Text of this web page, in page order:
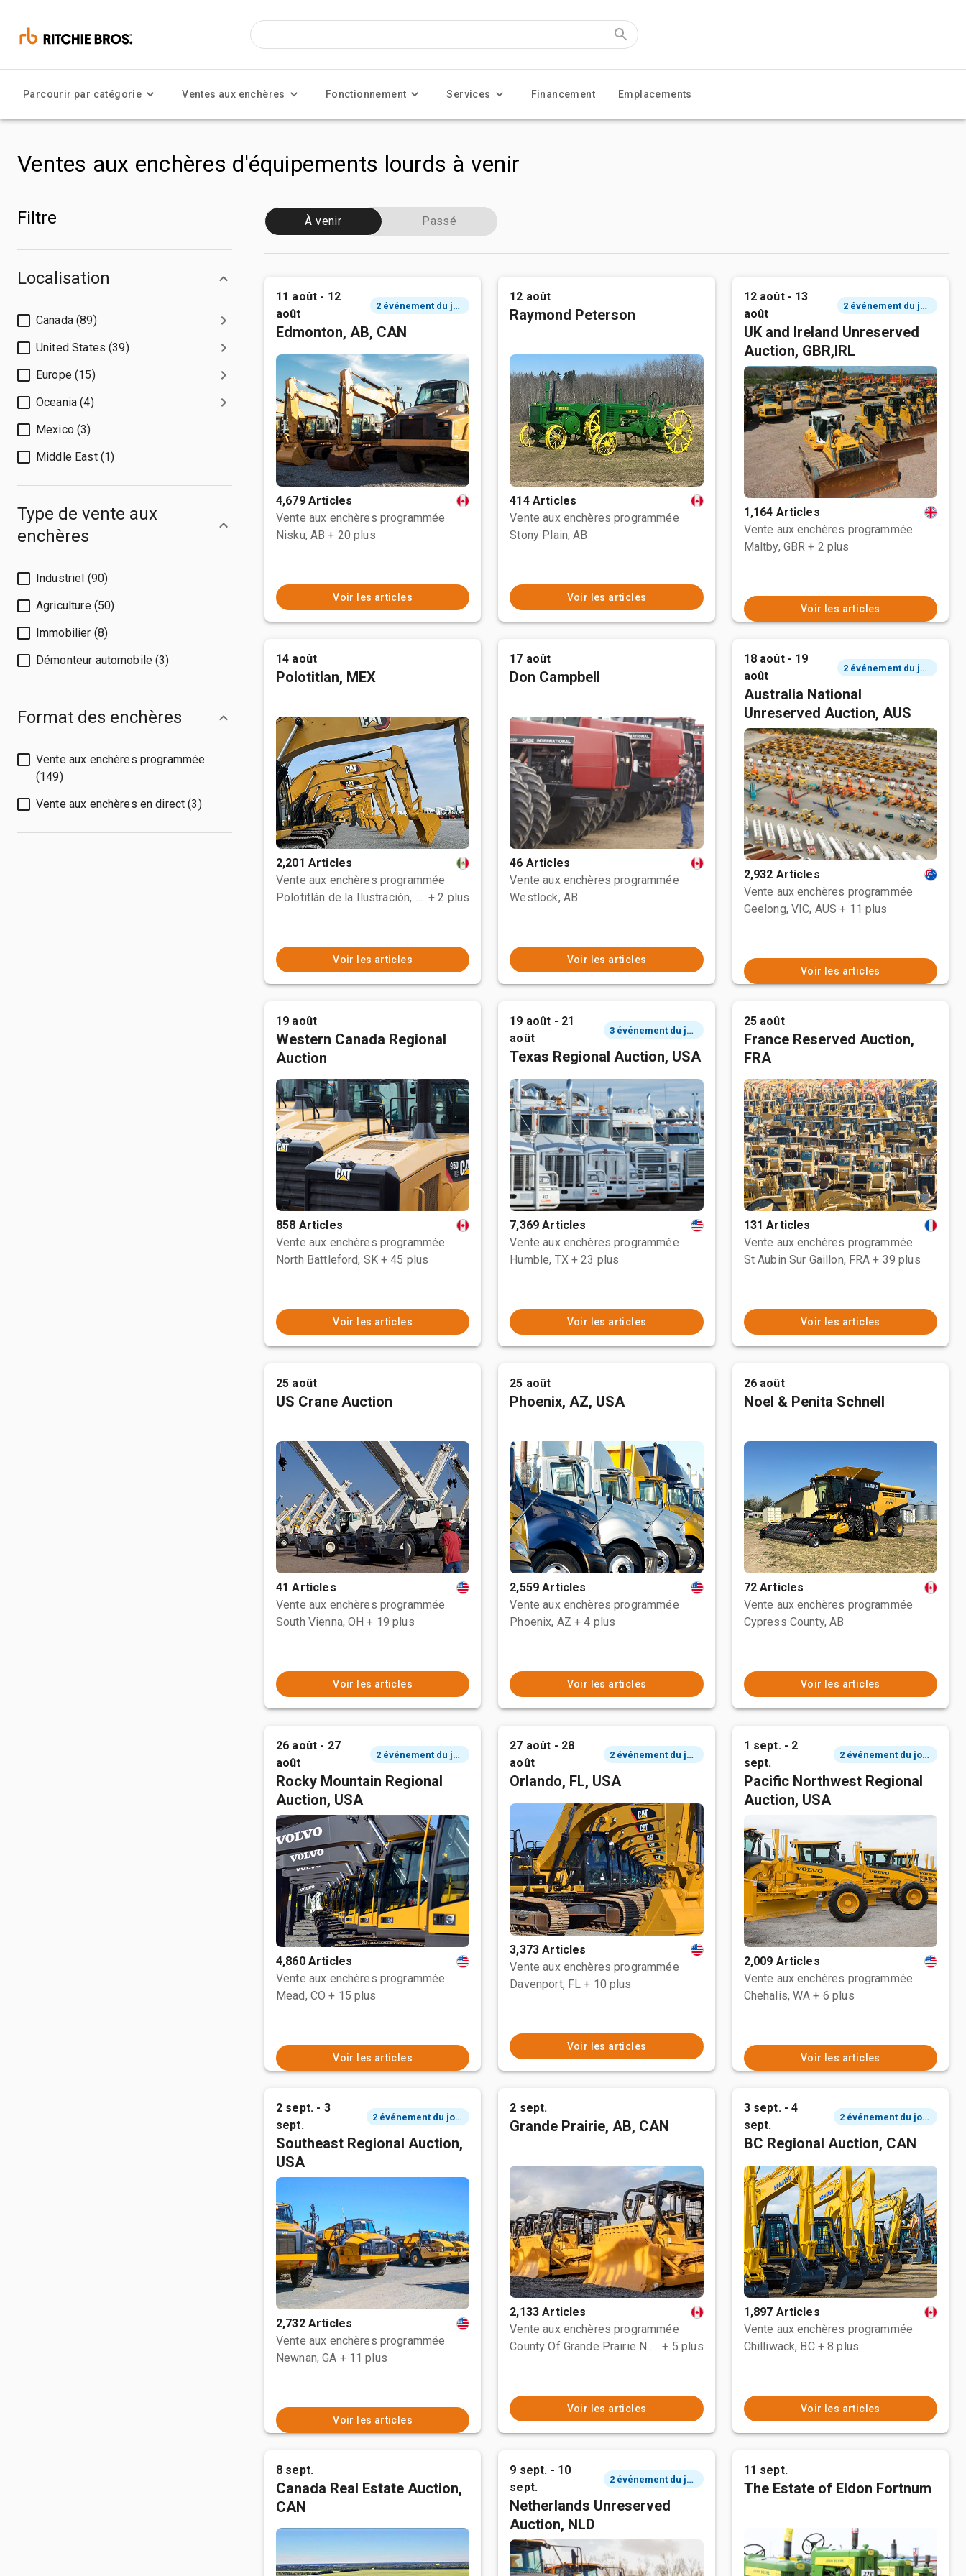
Parcourir par catégorie Ventes aux enchères Fonctionnement Services Financement Emplacements
Ventes aux enchères d'équipements lourds à venir
Filtre
Localisation
Canada (89)
United States (39)
Europe (15)
Oceania (4)
Mexico (3)
Middle East (1)
Type de vente aux
enchères
Industriel (90)
Agriculture (50)
Immobilier (8)
Démonteur automobile (3)
Format des enchères
Vente aux enchères programmée
(149)
Vente aux enchères en direct (3)
À venir Passé
11 août - 12
août
2 événement du jour
Edmonton, AB, CAN
4,679 Articles
Vente aux enchères programmée
Nisku, AB + 20 plus
Voir les articles
12 août
Raymond Peterson
414 Articles
Vente aux enchères programmée
Stony Plain, AB
Voir les articles
12 août - 13
août
2 événement du jour
UK and Ireland Unreserved
Auction, GBR,IRL
1,164 Articles
Vente aux enchères programmée
Maltby, GBR + 2 plus
Voir les articles
14 août
Polotitlan, MEX
2,201 Articles
Vente aux enchères programmée
Polotitlán de la Ilustración, MEX + 2 plus
Voir les articles
17 août
Don Campbell
46 Articles
Vente aux enchères programmée
Westlock, AB
Voir les articles
18 août - 19
août
2 événement du jour
Australia National
Unreserved Auction, AUS
2,932 Articles
Vente aux enchères programmée
Geelong, VIC, AUS + 11 plus
Voir les articles
19 août
Western Canada Regional
Auction
858 Articles
Vente aux enchères programmée
North Battleford, SK + 45 plus
Voir les articles
19 août - 21
août
3 événement du jour
Texas Regional Auction, USA
7,369 Articles
Vente aux enchères programmée
Humble, TX + 23 plus
Voir les articles
25 août
France Reserved Auction,
FRA
131 Articles
Vente aux enchères programmée
St Aubin Sur Gaillon, FRA + 39 plus
Voir les articles
25 août
US Crane Auction
41 Articles
Vente aux enchères programmée
South Vienna, OH + 19 plus
Voir les articles
25 août
Phoenix, AZ, USA
2,559 Articles
Vente aux enchères programmée
Phoenix, AZ + 4 plus
Voir les articles
26 août
Noel & Penita Schnell
72 Articles
Vente aux enchères programmée
Cypress County, AB
Voir les articles
26 août - 27
août
2 événement du jour
Rocky Mountain Regional
Auction, USA
4,860 Articles
Vente aux enchères programmée
Mead, CO + 15 plus
Voir les articles
27 août - 28
août
2 événement du jour
Orlando, FL, USA
3,373 Articles
Vente aux enchères programmée
Davenport, FL + 10 plus
Voir les articles
1 sept. - 2
sept.
2 événement du jour
Pacific Northwest Regional
Auction, USA
2,009 Articles
Vente aux enchères programmée
Chehalis, WA + 6 plus
Voir les articles
2 sept. - 3
sept.
2 événement du jour
Southeast Regional Auction,
USA
2,732 Articles
Vente aux enchères programmée
Newnan, GA + 11 plus
Voir les articles
2 sept.
Grande Prairie, AB, CAN
2,133 Articles
Vente aux enchères programmée
County Of Grande Prairie No. 1, AB
+ 5 plus
Voir les articles
3 sept. - 4
sept.
2 événement du jour
BC Regional Auction, CAN
1,897 Articles
Vente aux enchères programmée
Chilliwack, BC + 8 plus
Voir les articles
8 sept.
Canada Real Estate Auction,
CAN
9 sept. - 10
sept.
2 événement du jour
Netherlands Unreserved
Auction, NLD
11 sept.
The Estate of Eldon Fortnum